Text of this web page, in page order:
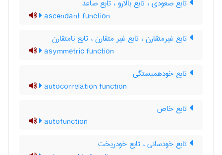
تابع صعودی ، تابع بالارو ، تابع صاعد
ascendant function
تابع غیرمتقارن ، تابع غیر متقارن ، تابع نامتقارن
asymmetric function
تابع خودهمبستگی
autocorrelation function
تابع خاص
autofunction
تابع خودسانی ، تابع خودریخت